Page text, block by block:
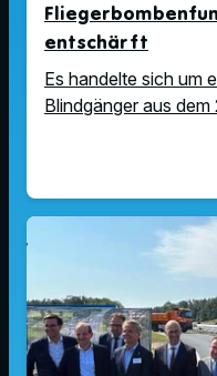
entschärft
Es handelte sich um
Blindgänger aus dem